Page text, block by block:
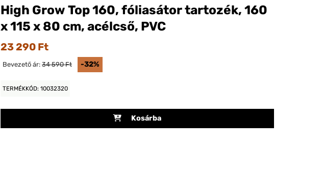
High Grow Top 160, fóliasátor tartozék, 160
x 115 x 80 cm, acélcső, PVC
23 290 Ft
Bevezető ár: 34 590 Ft -32%
TERMÉKKÓD: 10032320
Kosárba